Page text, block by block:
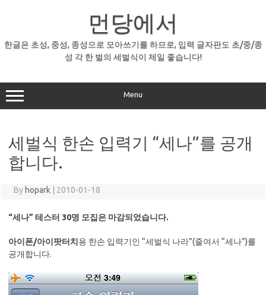
먼당에서
한글은 초성, 중성, 종성으로 모아쓰기를 하므로, 입력 글자판도 초/중/종
성 각 한 벌의 세벌식이 제일 좋습니다!
Menu
세벌식 한손 입력기 “세나”를 공개
합니다.
By hopark 2010-01-18
“세나” 테스터 30명 모집은 마감되었습니다.
아이폰/아이팟터치 용 한손 입력기인 “세벌식 나라”(줄여서 “세나”)를
공개합니다.